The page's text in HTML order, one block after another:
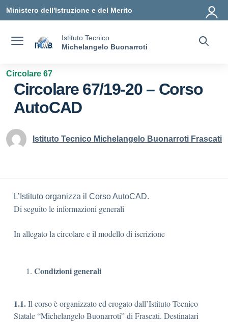
Ministero dell'Istruzione e del Merito
Istituto Tecnico
Michelangelo Buonarroti
Circolare 67
Circolare 67/19-20 – Corso
AutoCAD
Istituto Tecnico Michelangelo Buonarroti Frascati
L’Istituto organizza il Corso AutoCAD.
Di seguito le informazioni generali
In allegato la circolare e il modello di iscrizione
Condizioni generali
1.1.Il corso è organizzato ed erogato dall’Istituto Tecnico
Statale “Michelangelo Buonarroti” di Frascati. Destinatari